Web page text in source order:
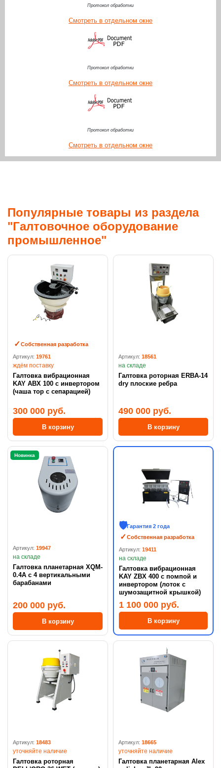
Протокол обработки
Смотреть в отдельном окне
Протокол обработки
Смотреть в отдельном окне
Протокол обработки
Смотреть в отдельном окне
Популярные товары из раздела
"Галтовочное оборудование
промышленное"
Собственная разработка
Артикул: 19761
ждём поставку
Галтовка вибрационная
KAY ABX 100 с инвертором
(чаша тор с сепарацией)
300 000 руб.
В корзину
Артикул: 18561
на складе
Галтовка роторная ERBA-14
dry плоские ребра
490 000 руб.
В корзину
Новинка
Артикул: 19947
на складе
Галтовка планетарная XQM-
0.4A с 4 вертикальными
барабанами
200 000 руб.
В корзину
Гарантия 2 года
Собственная разработка
Артикул: 19411
на складе
Галтовка вибрационная
KAY ZBX 400 с помпой и
инвертором (лоток с
шумозащитной крышкой)
1 100 000 руб.
В корзину
Артикул: 18483
уточняйте наличие
Галтовка роторная
Артикул: 18665
уточняйте наличие
Галтовка планетарная Alex